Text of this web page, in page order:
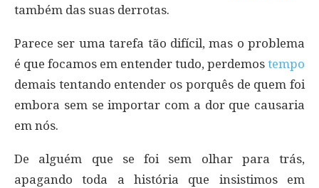
também das suas derrotas.
Parece ser uma tarefa tão difícil, mas o problema
é que focamos em entender tudo, perdemos tempo
demais tentando entender os porquês de quem foi
embora sem se importar com a dor que causaria
em nós.
De alguém que se foi sem olhar para trás,
apagando toda a história que insistimos em